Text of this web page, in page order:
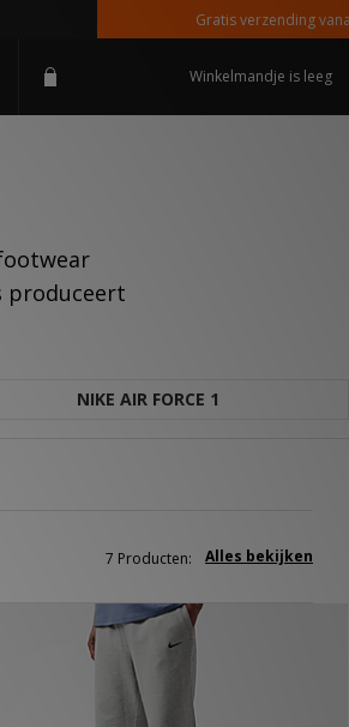
Gratis verzending vanaf
Winkelmandje is leeg
produceert
NIKE AIR FORCE 1
Alles bekijken
7 Producten: